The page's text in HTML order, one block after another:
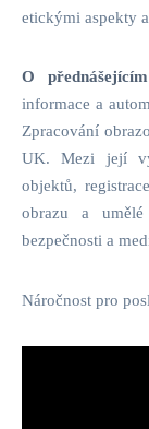
etickými aspekty
O
informace a
Zpracování
UK. Mezi její
objektů,
obrazu a
bezpečnosti a
Náročnost pro